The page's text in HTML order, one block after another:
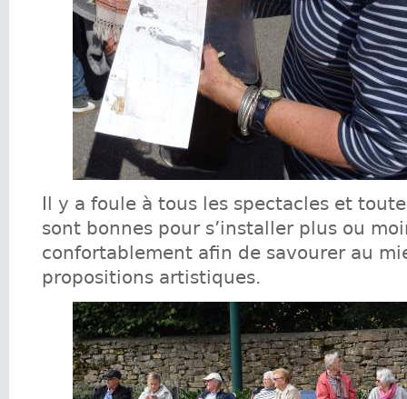
Il y a foule à tous les spectacles et
sont bonnes pour s’installer plus ou
confortablement afin de savourer au
propositions artistiques.